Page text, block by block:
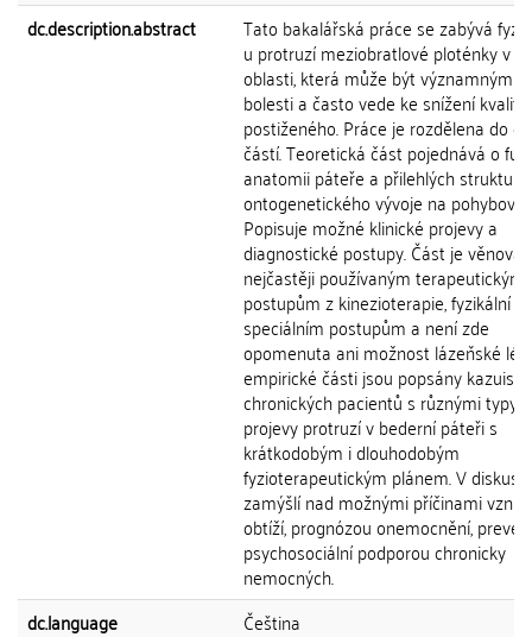
dc.description.abstract
Tato bakalářská práce se zabývá
u protruzí meziobratlové ploténky v
oblasti, která může být významným
bolesti a často vede ke snížení
postiženého. Práce je rozdělena do
částí. Teoretická část pojednává o
anatomii páteře a přilehlých struktur
ontogenetického vývoje na pohybový
Popisuje možné klinické projevy a
diagnostické postupy. Část je
nejčastěji používaným terapeutickým
postupům z kinezioterapie, fyzikální
speciálním postupům a není zde
opomenuta ani možnost lázeňské
empirické části jsou popsány
chronických pacientů s různými typy i
projevy protruzí v bederní páteři s
krátkodobým i dlouhodobým
fyzioterapeutickým plánem. V diskusi
zamýšlí nad možnými příčinami
obtíží, prognózou onemocnění,
psychosociální podporou chronicky
nemocných.
dc.language
Čeština